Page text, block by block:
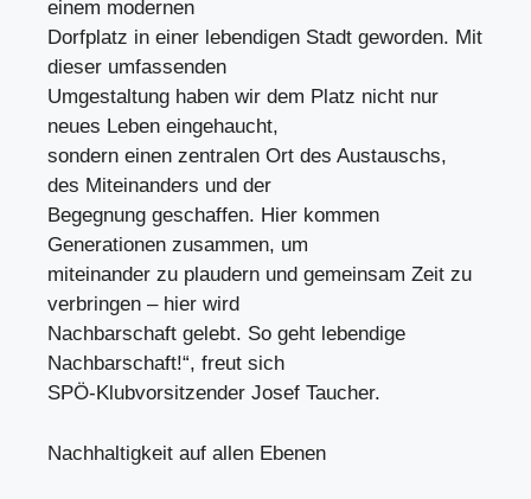
einem modernen
Dorfplatz in einer lebendigen Stadt geworden. Mit
dieser umfassenden
Umgestaltung haben wir dem Platz nicht nur
neues Leben eingehaucht,
sondern einen zentralen Ort des Austauschs,
des Miteinanders und der
Begegnung geschaffen. Hier kommen
Generationen zusammen, um
miteinander zu plaudern und gemeinsam Zeit zu
verbringen – hier wird
Nachbarschaft gelebt. So geht lebendige
Nachbarschaft!“, freut sich
SPÖ-Klubvorsitzender Josef Taucher.
Nachhaltigkeit auf allen Ebenen